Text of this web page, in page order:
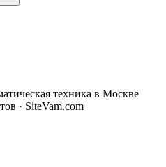
техника в Москве
· SiteVam.com